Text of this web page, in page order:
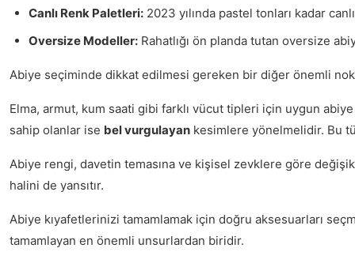
Canlı Renk Paletleri: 2023 yılında pastel tonları kadar
Oversize Modeller: Rahatlığı ön planda tutan oversize
Abiye seçiminde dikkat edilmesi gereken bir diğer önemli
Elma, armut, kum saati gibi farklı vücut tipleri için uygun
sahip olanlar ise bel vurgulayan kesimlere yönelmelidir. Bu
Abiye rengi, davetin temasına ve kişisel zevklere göre
halini de yansıtır.
Abiye kıyafetlerinizi tamamlamak için doğru aksesuarları
tamamlayan en önemli unsurlardan biridir.